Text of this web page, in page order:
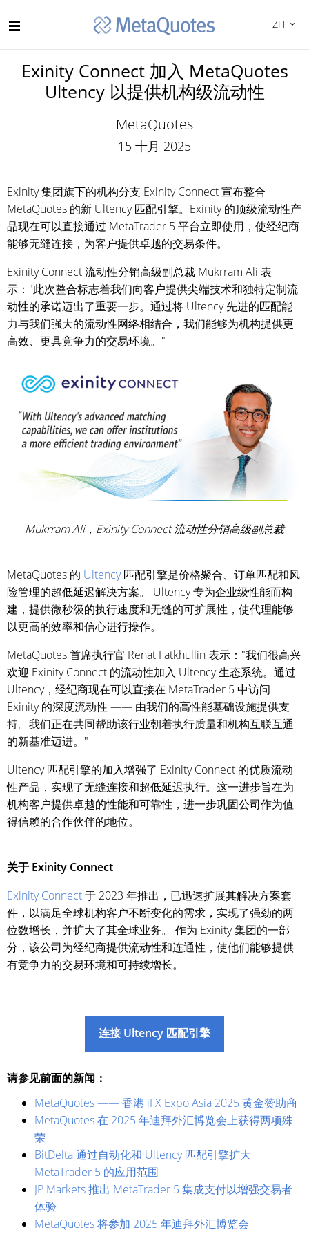
ZH
Exinity Connect 加入 MetaQuotes
Ultency 以提供机构级流动性
MetaQuotes
15 十月 2025
Exinity 集团旗下的机构分支 Exinity Connect 宣布整合
MetaQuotes 的新 Ultency 匹配引擎。Exinity 的顶级流动性产
品现在可以直接通过 MetaTrader 5 平台立即使用，使经纪商
能够无缝连接，为客户提供卓越的交易条件。
Exinity Connect 流动性分销高级副总裁 Mukrram Ali 表
示："此次整合标志着我们向客户提供尖端技术和独特定制流
动性的承诺迈出了重要一步。通过将 Ultency 先进的匹配能
力与我们强大的流动性网络相结合，我们能够为机构提供更
高效、更具竞争力的交易环境。"
Mukrram Ali，Exinity Connect 流动性分销高级副总裁
MetaQuotes 的 Ultency匹配引擎是价格聚合、订单匹配和风
险管理的超低延迟解决方案。 Ultency 专为企业级性能而构
建，提供微秒级的执行速度和无缝的可扩展性，使代理能够
以更高的效率和信心进行操作。
MetaQuotes 首席执行官 Renat Fatkhullin 表示："我们很高兴
欢迎 Exinity Connect 的流动性加入 Ultency 生态系统。通过
Ultency，经纪商现在可以直接在 MetaTrader 5 中访问
Exinity 的深度流动性 —— 由我们的高性能基础设施提供支
持。我们正在共同帮助该行业朝着执行质量和机构互联互通
的新基准迈进。"
Ultency 匹配引擎的加入增强了 Exinity Connect 的优质流动
性产品，实现了无缝连接和超低延迟执行。这一进步旨在为
机构客户提供卓越的性能和可靠性，进一步巩固公司作为值
得信赖的合作伙伴的地位。
关于 Exinity Connect
Exinity Connect于 2023 年推出，已迅速扩展其解决方案套
件，以满足全球机构客户不断变化的需求，实现了强劲的两
位数增长，并扩大了其全球业务。 作为 Exinity 集团的一部
分，该公司为经纪商提供流动性和连通性，使他们能够提供
有竞争力的交易环境和可持续增长。
连接 Ultency 匹配引擎
请参见前面的新闻：
MetaQuotes —— 香港 iFX Expo Asia 2025 黄金赞助商
MetaQuotes 在 2025 年迪拜外汇博览会上获得两项殊
荣
BitDelta 通过自动化和 Ultency 匹配引擎扩大
MetaTrader 5 的应用范围
JP Markets 推出 MetaTrader 5 集成支付以增强交易者
体验
MetaQuotes 将参加 2025 年迪拜外汇博览会